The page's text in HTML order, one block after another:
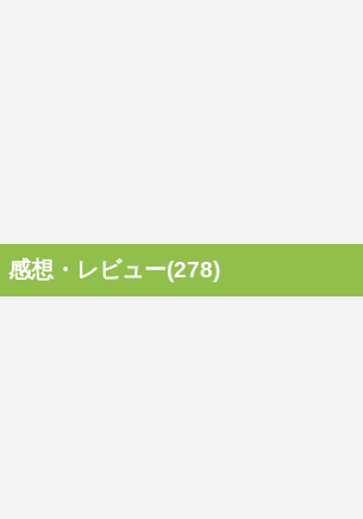
感想・レビュー(278)